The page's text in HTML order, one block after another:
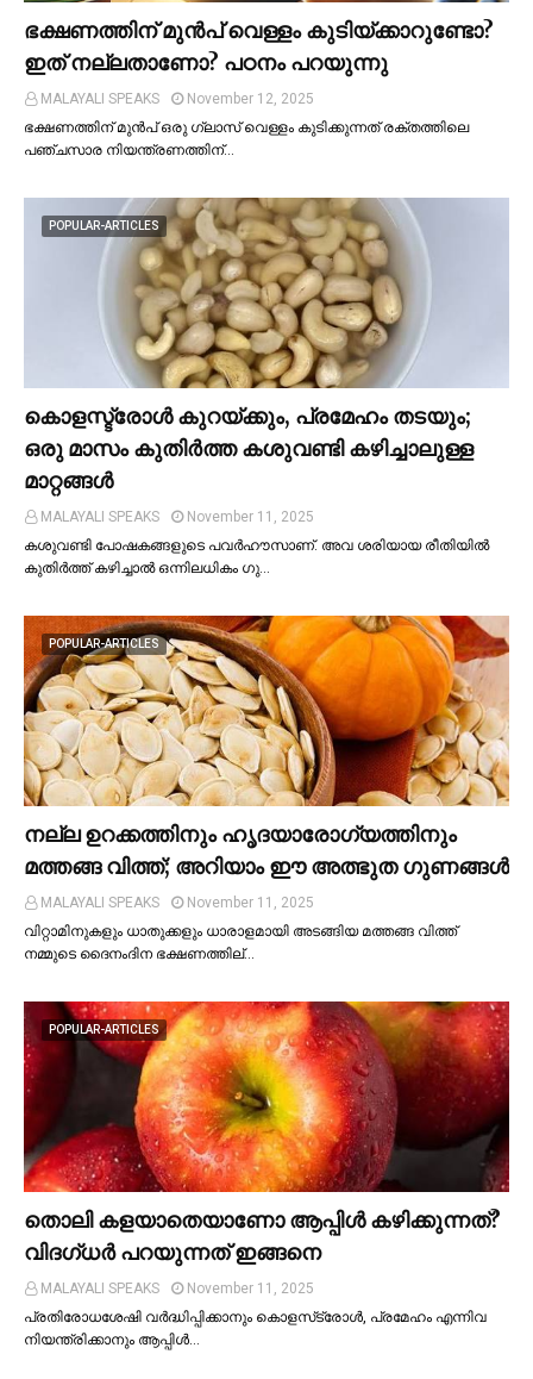
ഭക്ഷണത്തിന് മുന്‍പ് വെള്ളം കുടിയ്ക്കാറുണ്ടോ?
ഇത് നല്ലതാണോ? പഠനം പറയുന്നു
MALAYALI SPEAKS
November 12, 2025
ഭക്ഷണത്തിന് മുന്‍പ് ഒരു ഗ്ലാസ് വെള്ളം കുടിക്കുന്നത് രക്തത്തിലെ
പഞ്ചസാര നിയന്ത്രണത്തിന്…
POPULAR-ARTICLES
കൊളസ്ട്രോള്‍ കുറയ്ക്കും, പ്രമേഹം തടയും;
ഒരു മാസം കുതിര്‍ത്ത കശുവണ്ടി കഴിച്ചാലുള്ള
മാറ്റങ്ങള്‍
MALAYALI SPEAKS
November 11, 2025
കശുവണ്ടി പോഷകങ്ങളുടെ പവർഹൗസാണ്. അവ ശരിയായ രീതിയില്‍
കുതിർത്ത് കഴിച്ചാല്‍ ഒന്നിലധികം ഗു…
POPULAR-ARTICLES
നല്ല ഉറക്കത്തിനും ഹൃദയാരോഗ്യത്തിനും
മത്തങ്ങ വിത്ത്; അറിയാം ഈ അത്ഭുത ഗുണങ്ങള്‍
MALAYALI SPEAKS
November 11, 2025
വിറ്റാമിനുകളും ധാതുക്കളും ധാരാളമായി അടങ്ങിയ മത്തങ്ങ വിത്ത്
നമ്മുടെ ദൈനംദിന ഭക്ഷണത്തില്…
POPULAR-ARTICLES
തൊലി കളയാതെയാണോ ആപ്പിള്‍ കഴിക്കുന്നത്?
വിദഗ്ധര്‍ പറയുന്നത് ഇങ്ങനെ
MALAYALI SPEAKS
November 11, 2025
പ്രതിരോധശേഷി വർദ്ധിപ്പിക്കാനും കൊളസ്‌ട്രോള്‍, പ്രമേഹം എന്നിവ
നിയന്ത്രിക്കാനും ആപ്പിള്‍…